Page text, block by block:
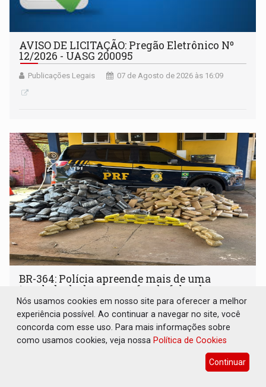
AVISO DE LICITAÇÃO: Pregão Eletrônico Nº
12/2026 - UASG 200095
Publicações Legais 07 de Agosto de 2026 às 16:09
BR-364: Polícia apreende mais de uma
tonelada de drogas em fundo falso de
caminhão
Polícia 07 de Agosto de 2026 às 15:55
Entre os materiais ilícitos apreendidos, havia maconha,
Nós usamos cookies em nosso site para oferecer a melhor
experiência possível. Ao continuar a navegar no site, você
concorda com esse uso. Para mais informações sobre
como usamos cookies, veja nossa Política de Cookies
Continuar